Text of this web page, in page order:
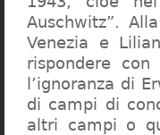
Auschwitz”.
Venezia e
rispondere
l’ignoranza di
di campi di
altri campi o